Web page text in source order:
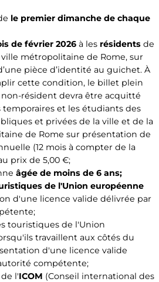
le premier dimanche de chaque
de février 2026à les résidentsde
métropolitaine de Rome, sur
pièce d’identité au guichet. À
cette condition, le billet plein
résident devra être acquitté
temporaires et les étudiants des
et privées de la ville et de la
de Rome sur présentation de
(12 mois à compter de la
prix de 5,00 €;
âgée de moins de 6 ans;
de l'Union européenne
d'une licence valide délivrée par
touristiques de l'Union
travaillent aux côtés du
d'une licence valide
compétente;
l'ICOM (Conseil international des